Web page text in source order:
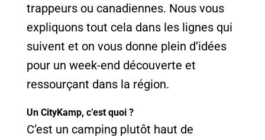
trappeurs ou canadiennes. Nous vous
expliquons tout cela dans les lignes qui
suivent et on vous donne plein d’idées
pour un week-end découverte et
ressourçant dans la région.
Un CityKamp, c’est quoi ?
C’est un camping plutôt haut de